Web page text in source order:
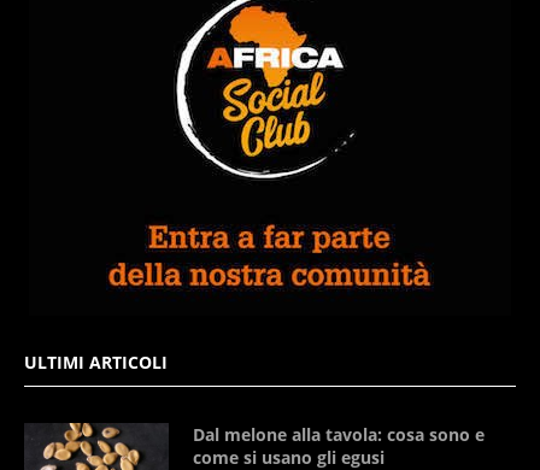
ULTIMI ARTICOLI
Dal melone alla tavola: cosa sono e
come si usano gli egusi